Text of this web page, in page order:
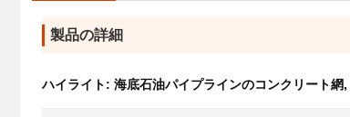
製品の詳細
ハイライト: 海底石油パイプラインのコンクリート網,